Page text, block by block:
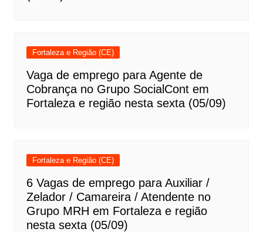
Fortaleza e Região (CE)
Vaga de emprego para Agente de
Cobrança no Grupo SocialCont em
Fortaleza e região nesta sexta (05/09)
Fortaleza e Região (CE)
6 Vagas de emprego para Auxiliar /
Zelador / Camareira / Atendente no
Grupo MRH em Fortaleza e região
nesta sexta (05/09)